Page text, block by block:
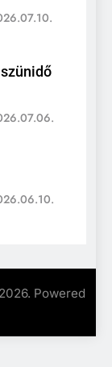
Powered